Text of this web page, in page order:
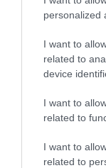
personalized
I want to
related to
device
I want to
related to
I want to
related to
Beaufort
Proportions pour 4
Repos 2 Heures
Lire la suite »